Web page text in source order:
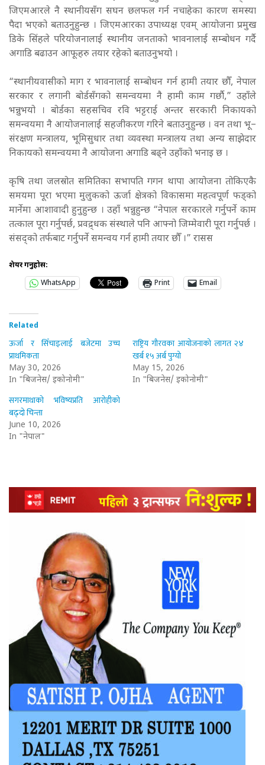
जिएमआरले नै स्थानीयसँग सघन छलफल गर्न नचाहेका कारण समस्या
पैदा भएको बताउनुहुन्छ । जिएमआरका उपाध्यक्ष एवम् आयोजना प्रमुख
डिके सिंहले परियोजनालाई स्थानीय जनताको भावनालाई सम्बोधन गर्दै
अगाडि बढाउन आफूहरु तयार रहेको बताउनुभयो ।
“स्थानीयवासीको माग र भावनालाई सम्बोधन गर्न हामी तयार छौँ, नेपाल
सरकार र लगानी बोर्डसँगको समन्वयमा नै हामी काम गर्छौ,” उहाँले
भन्नुभयो । बोर्डका सहसचिव रवि भट्टराई अन्तर सरकारी निकायको
समन्वयमा नै आयोजनालाई सहजीकरण गरिने बताउनुहुन्छ । वन तथा भू–
संरक्षण मन्त्रालय, भूमिसुधार तथा व्यवस्था मन्त्रालय तथा अन्य साझेदार
निकायको समन्वयमा नै आयोजना अगाडि बढ्ने उहाँको भनाइ छ ।
कृषि तथा जलस्रोत समितिका सभापति गगन थापा आयोजना तोकिएकै
समयमा पूरा भएमा मुलुकको ऊर्जा क्षेत्रको विकासमा महत्वपूर्ण फड्को
मार्नेमा आशावादी हुनुहुन्छ । उहाँ भन्नुहुन्छ “नेपाल सरकारले गर्नुपर्ने काम
तत्काल पूरा गर्नुपर्छ, प्रवद्र्धक संस्थाले पनि आफ्नो जिम्मेवारी पूरा गर्नुपर्छ ।
संसद्को तर्फबाट गर्नुपर्ने समन्वय गर्न हामी तयार छौँ ।” रासस
शेयर गर्नुहोस:
WhatsApp
Print Email
Related
ऊर्जा र सिँचाइलाई बजेटमा उच्च
प्राथमिकता
May 30, 2026
In "बिजनेस/ इकोनोमी"
राष्ट्रिय गौरवका आयोजनाको लागत २४
खर्ब १५ अर्ब पुग्यो
May 15, 2026
In "बिजनेस/ इकोनोमी"
सगरमाथाको भविष्यप्रति आरोहीको
बढ्दो चिन्ता
June 10, 2026
In "नेपाल"